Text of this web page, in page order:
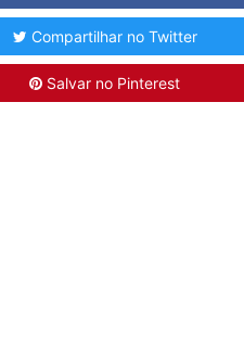
Compartilhar no Twitter
Salvar no Pinterest